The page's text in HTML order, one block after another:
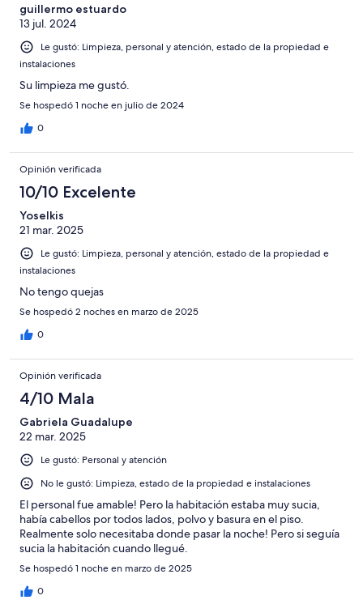
guillermo estuardo
13 jul. 2024
Le gustó: Limpieza, personal y atención, estado de la propiedad e
instalaciones
Su limpieza me gustó.
Se hospedó 1 noche en julio de 2024
0
Opinión verificada
10/10 Excelente
Yoselkis
21 mar. 2025
Le gustó: Limpieza, personal y atención, estado de la propiedad e
instalaciones
No tengo quejas
Se hospedó 2 noches en marzo de 2025
0
Opinión verificada
4/10 Mala
Gabriela Guadalupe
22 mar. 2025
Le gustó: Personal y atención
No le gustó: Limpieza, estado de la propiedad e instalaciones
El personal fue amable! Pero la habitación estaba muy sucia,
había cabellos por todos lados, polvo y basura en el piso.
Realmente solo necesitaba donde pasar la noche! Pero si seguía
sucia la habitación cuando llegué.
Se hospedó 1 noche en marzo de 2025
0